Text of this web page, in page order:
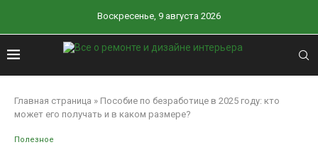
Воскресенье, 9 августа 2026
Главная страница » Пособие по безработице в 2025 году: кто
может его получать и в каком размере?
Полезное